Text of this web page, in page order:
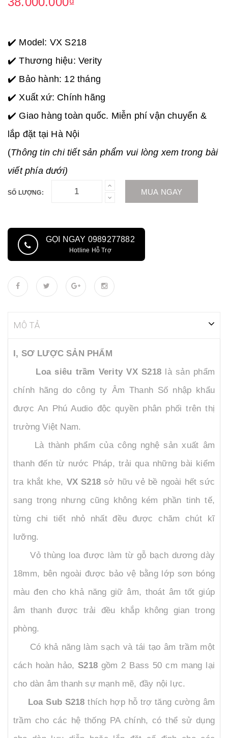
✔️ Model: VX S218
✔️ Thương hiệu: Verity
✔️ Bảo hành: 12 tháng
✔️ Xuất xứ: Chính hãng
✔️ Giao hàng toàn quốc. Miễn phí vận chuyển &
lắp đặt tại Hà Nội
(Thông tin chi tiết sản phẩm vui lòng xem trong bài
viết phía dưới)
SỐ LƯỢNG: MUA NGAY
GỌI NGAY 0989277882
Hotline Hỗ Trợ
MÔ TẢ
I, SƠ LƯỢC SẢN PHẨM
Loa siêu trầm Verity VX S218 là sản phẩm
chính hãng do công ty Âm Thanh Số nhập khẩu
được An Phú Audio độc quyền phân phối trên thị
trường Việt Nam.
Là thành phẩm của công nghệ sản xuất âm
thanh đến từ nước Pháp, trải qua những bài kiểm
tra khắt khe, VX S218sở hữu vẻ bề ngoài hết sức
sang trọng nhưng cũng không kém phần tinh tế,
từng chi tiết nhỏ nhất đều được chăm chút kĩ
lưỡng.
Vỏ thùng loa được làm từ gỗ bạch dương dày
18mm, bên ngoài được bảo vệ bằng lớp sơn bóng
màu đen cho khả năng giữ âm, thoát âm tốt giúp
âm thanh được trải đều khắp không gian trong
phòng.
Có khả năng làm sạch và tái tạo âm trầm một
cách hoàn hảo,S218gồm 2 Bass 50 cm mang lại
cho dàn âm thanh sự mạnh mẽ, đầy nội lực.
Loa Sub S218 thích hợp hỗ trợ tăng cường âm
trầm cho các hệ thống PA chính, có thể sử dụng